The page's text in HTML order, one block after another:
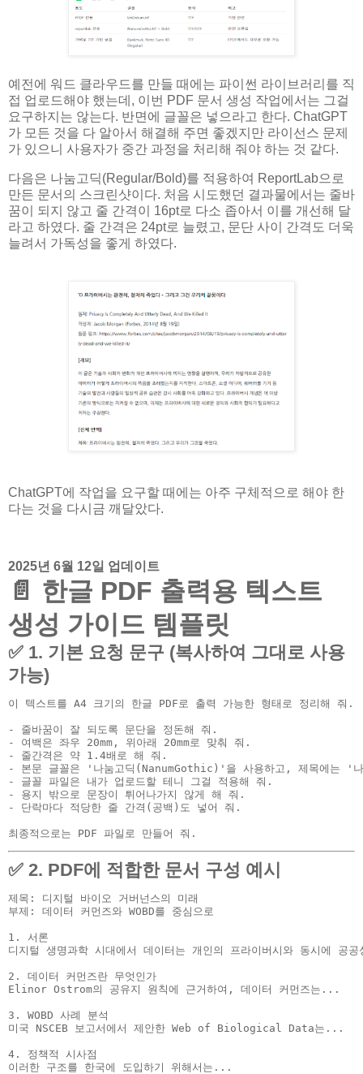
예전에 워드 클라우드를 만들 때에는 파이썬 라이브러리를 직
접 업로드해야 했는데, 이번 PDF 문서 생성 작업에서는 그걸
요구하지는 않는다. 반면에 글꼴은 넣으라고 한다. ChatGPT
가 모든 것을 다 알아서 해결해 주면 좋겠지만 라이선스 문제
가 있으니 사용자가 중간 과정을 처리해 줘야 하는 것 같다.
다음은 나눔고딕(Regular/Bold)를 적용하여 ReportLab으로
만든 문서의 스크린샷이다. 처음 시도했던 결과물에서는 줄바
꿈이 되지 않고 줄 간격이 16pt로 다소 좁아서 이를 개선해 달
라고 하였다. 줄 간격은 24pt로 늘렸고, 문단 사이 간격도 더욱
늘려서 가독성을 좋게 하였다.
ChatGPT에 작업을 요구할 때에는 아주 구체적으로 해야 한
다는 것을 다시금 깨달았다.
2025년 6월 12일 업데이트
📄 한글 PDF 출력용 텍스트
생성 가이드 템플릿
✅ 1. 기본 요청 문구 (복사하여 그대로 사용
가능)
이 텍스트를 A4 크기의 한글 PDF로 출력 가능한 형태로 정리해 줘.
- 줄바꿈이 잘 되도록 문단을 정돈해 줘.
- 여백은 좌우 20mm, 위아래 20mm로 맞춰 줘.
- 줄간격은 약 1.4배로 해 줘.
- 본문 글꼴은 '나눔고딕(NanumGothic)'을 사용하고, 제목에는 '
- 글꼴 파일은 내가 업로드할 테니 그걸 적용해 줘.
- 용지 밖으로 문장이 튀어나가지 않게 해 줘.
- 단락마다 적당한 줄 간격(공백)도 넣어 줘.
✅ 2. PDF에 적합한 문서 구성 예시
제목: 디지털 바이오 거버넌스의 미래
부제: 데이터 커먼즈와 WOBD를 중심으로
1.
서론
디지털 생명과학 시대에서 데이터는 개인의 프라이버시와 동시에
2.
데이터 커먼즈란 무엇인가
Elinor Ostrom의 공유지 원칙에 근거하여, 데이터 커먼즈는...
3.
WOBD 사례 분석
미국 NSCEB 보고서에서 제안한 Web of Biological Data는...
4.
정책적 시사점
이러한 구조를 한국에 도입하기 위해서는...